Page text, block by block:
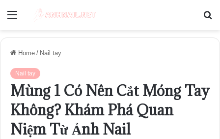
Menu
Home / Nail tay
Nail tay
Mùng 1 Có Nên Cắt Móng Tay
Không? Khám Phá Quan
Niệm Từ Ảnh Nail